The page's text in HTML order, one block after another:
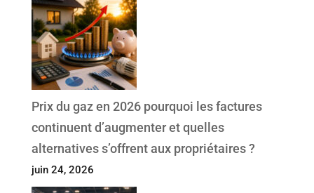
Prix du gaz en 2026 pourquoi les factures
continuent d’augmenter et quelles
alternatives s’offrent aux propriétaires ?
juin 24, 2026